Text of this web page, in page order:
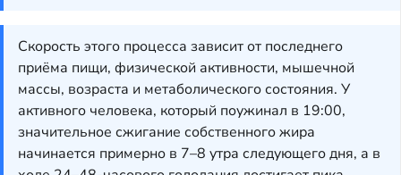
Скорость этого процесса зависит от последнего
приёма пищи, физической активности, мышечной
массы, возраста и метаболического состояния. У
активного человека, который поужинал в 19:00,
значительное сжигание собственного жира
начинается примерно в 7–8 утра следующего дня, а в